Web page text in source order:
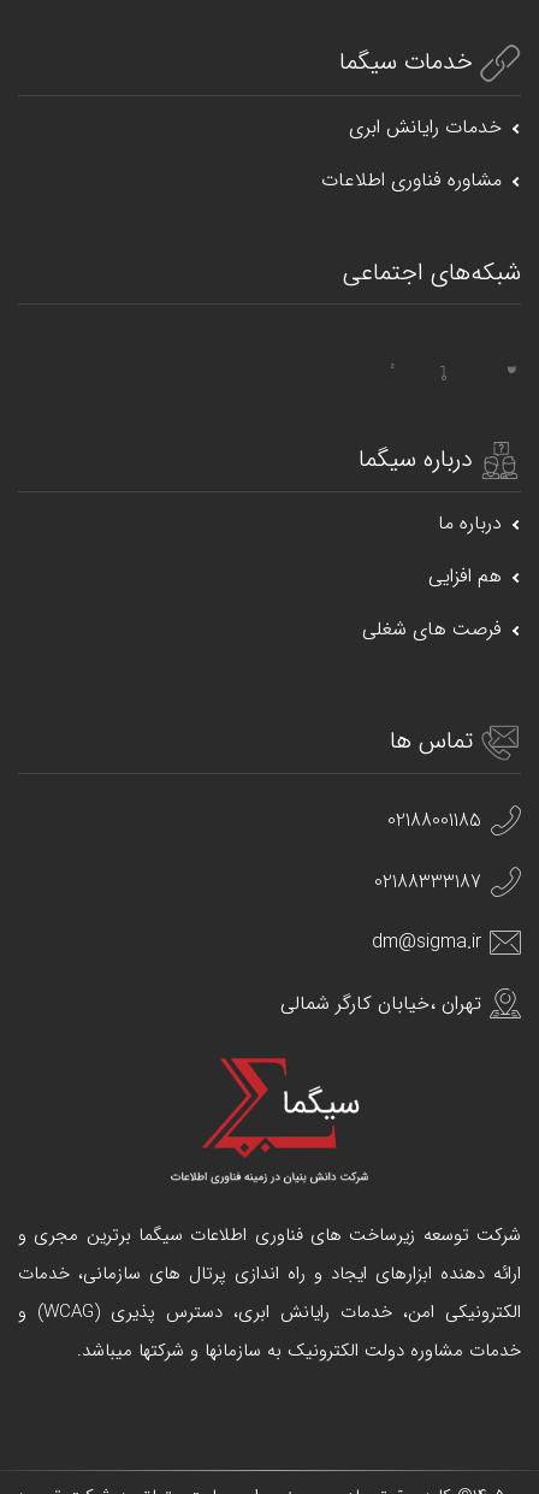
خدمات سیگما
خدمات رایانش ابری
مشاوره فناوری اطلاعات
شبکه‌های اجتماعی
درباره سیگما
درباره ما
هم افزایی
فرصت های شغلی
تماس ها
02188001185
02188333187
dm@sigma.ir
تهران ،خیابان کارگر شمالی
شرکت توسعه زیرساخت های فناوری اطلاعات سیگما برترین مجری و
ارائه دهنده ابزارهای ایجاد و راه اندازی پرتال های سازمانی، خدمات
الکترونیکی امن، خدمات رایانش ابری، دسترس پذیری (WCAG) و
خدمات مشاوره دولت الکترونیک به سازمانها و شرکتها میباشد.